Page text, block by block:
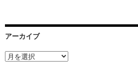
アーカイブ
ア
ー